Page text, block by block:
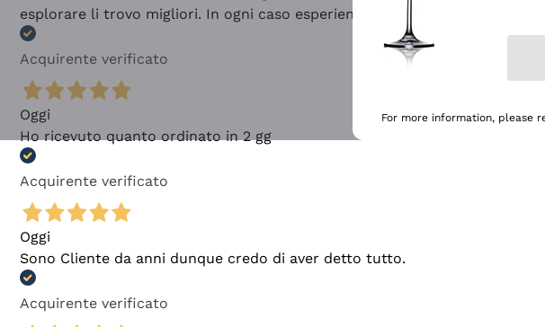
esplorare li trovo migliori. In ogni caso esperienza buona e lo consiglio! 👍
Acquirente verificato
Oggi
Ho ricevuto quanto ordinato in 2 gg
Acquirente verificato
Oggi
Sono Cliente da anni dunque credo di aver detto tutto.
Acquirente verificato
For more information, please